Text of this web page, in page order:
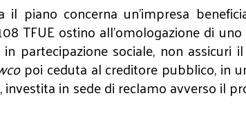
piano concerna un’impresa
TFUE ostino all’omologazione di
partecipazione sociale, non assicuri
poi ceduta al creditore pubblico, in
in sede di reclamo avverso il